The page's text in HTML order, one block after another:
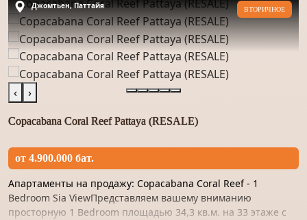
Джомтьен, Паттайя ВТОРИЧНОЕ
‹ ›
Copacabana Coral Reef Pattaya (RESALE)
от 4.900.000 бат.
Апартаменты на продажу: Copacabana Coral Reef - 1
Bedroom Sia ViewПредставляем вашему вниманию
просторную 1 Bedroom площадью 34,3 кв.м. на 33 этаже с